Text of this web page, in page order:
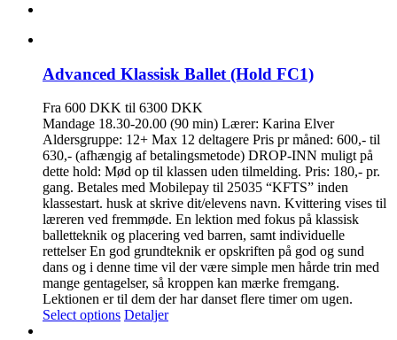
Advanced Klassisk Ballet (Hold FC1)
Fra 600 DKK til 6300 DKK
Mandage 18.30-20.00 (90 min) Lærer: Karina Elver
Aldersgruppe: 12+ Max 12 deltagere Pris pr måned: 600,- til
630,- (afhængig af betalingsmetode) DROP-INN muligt på
dette hold: Mød op til klassen uden tilmelding. Pris: 180,- pr.
gang. Betales med Mobilepay til 25035 “KFTS” inden
klassestart. husk at skrive dit/elevens navn. Kvittering vises til
læreren ved fremmøde. En lektion med fokus på klassisk
balletteknik og placering ved barren, samt individuelle
rettelser En god grundteknik er opskriften på god og sund
dans og i denne time vil der være simple men hårde trin med
mange gentagelser, så kroppen kan mærke fremgang.
Lektionen er til dem der har danset flere timer om ugen.
Select options Detaljer